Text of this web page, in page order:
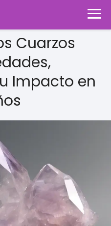
Cuarzos
Impacto en